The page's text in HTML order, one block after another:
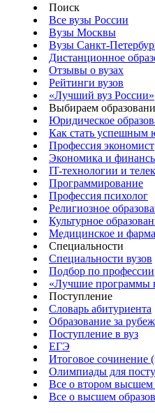
Поиск
Все вузы России
Вузы Москвы
Вузы Санкт-
Дистанционное
Отзывы о вузах
Рейтинги вузов
«Лучший вуз России»
Выбираем
Юридическое
Как стать успешным
Профессия экономист
Экономика и
IT-технологии и
Программирование
Профессия психолог
Религиозное
Культурное
Медицинское и
Специальности
Специальности вузов
Подбор по профессии
«Лучшие программы
Поступление
Словарь абитуриента
Образование за
Поступление в вуз
ЕГЭ
Итоговое сочинение
Олимпиады для
Все о втором высшем
Все о высшем